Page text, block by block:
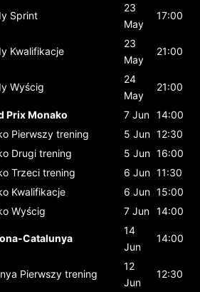
Sprint
23
May
17:00
Kwalifikacje
23
May
21:00
Wyścig
24
May
21:00
Prix Monako 7 Jun 14:00
Pierwszy trening 5 Jun 12:30
Drugi trening 5 Jun 16:00
Trzeci trening 6 Jun 11:30
Kwalifikacje 6 Jun 15:00
Wyścig 7 Jun 14:00
Catalunya
14
Jun
14:00
Pierwszy trening
12
Jun
12:30